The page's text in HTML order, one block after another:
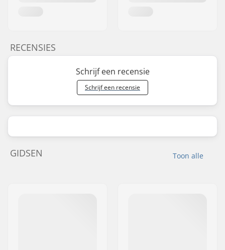
RECENSIES
Schrijf een recensie
Schrijf een recensie
Toon alle
GIDSEN